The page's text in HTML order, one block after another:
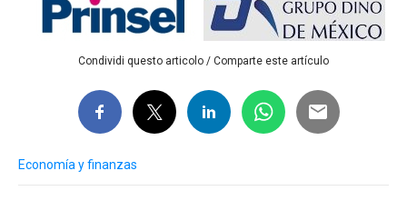
Condividi questo articolo / Comparte este artículo
Economía y finanzas